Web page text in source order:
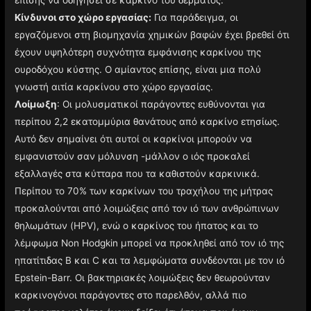
Κίνδυνοι στο χώρο εργασίας: Για παράδειγμα, οι
εργαζόμενοι στη βιομηχανία χημικών βαφών έχει βρεθεί ότι
έχουν υψηλότερη συχνότητα εμφάνισης καρκίνου της
ουροδόχου κύστης. Ο αμίαντος επίσης, είναι μια πολύ
γνωστή αιτία καρκίνου στο χώρο εργασίας.
Λοίμωξη: Οι μολυσματικοί παράγοντες ευθύνονται για
περίπου 2,2 εκατομμύρια θανάτους από καρκίνο ετησίως.
Αυτό δεν σημαίνει ότι αυτοί οι καρκίνοι μπορούν να
εμφανιστούν σαν μόλυνση -μάλλον ο ιός προκαλεί
εξαλλαγές στα κύτταρα που τα καθιστούν καρκινικά.
Περίπου το 70% των καρκίνων του τραχήλου της μήτρας
προκαλούνται από λοιμώξεις από τον ιό των ανθρώπινων
θηλωμάτων (HPV), ενώ ο καρκίνος του ήπατος και το
λέμφωμα Non Hodgkin μπορεί να προκληθεί από τον ιό της
ηπατίτιδας Β και C και τα λεμφώματα συνδέονται με τον ιό
Epstein-Barr. Οι βακτηριακές λοιμώξεις δεν θεωρούνταν
καρκινογόνοι παράγοντες στο παρελθόν, αλλά πιο